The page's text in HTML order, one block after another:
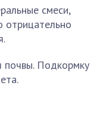
смеси,
отрицательно
почвы. Подкормку